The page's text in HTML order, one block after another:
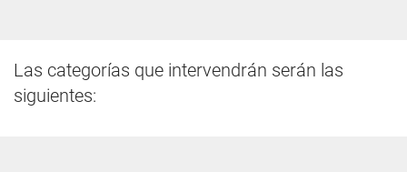
Las categorías que intervendrán serán las
siguientes: